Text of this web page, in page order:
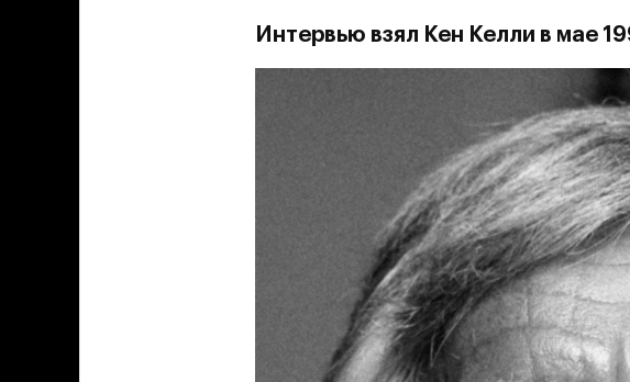
Интервью взял Кен Келли в мае